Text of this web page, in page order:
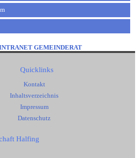
GEMEINDERAT
Quicklinks
Kontakt
Inhaltsverzeichnis
Impressum
Datenschutz
Halfing